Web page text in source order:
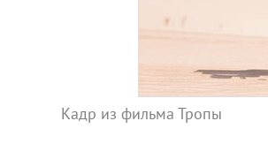
Кадр из фильма Тропы